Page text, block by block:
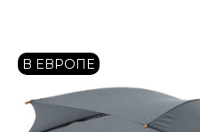
В ЕВРОПЕ